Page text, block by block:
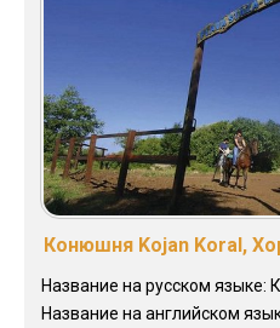
Конюшня Kojan Koral,
Название на русском языке:
Название на английском